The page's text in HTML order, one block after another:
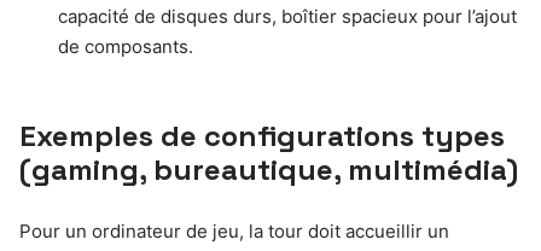
capacité de disques durs, boîtier spacieux pour l’ajout
de composants.
Exemples de configurations types
(gaming, bureautique, multimédia)
Pour un ordinateur de jeu, la tour doit accueillir un